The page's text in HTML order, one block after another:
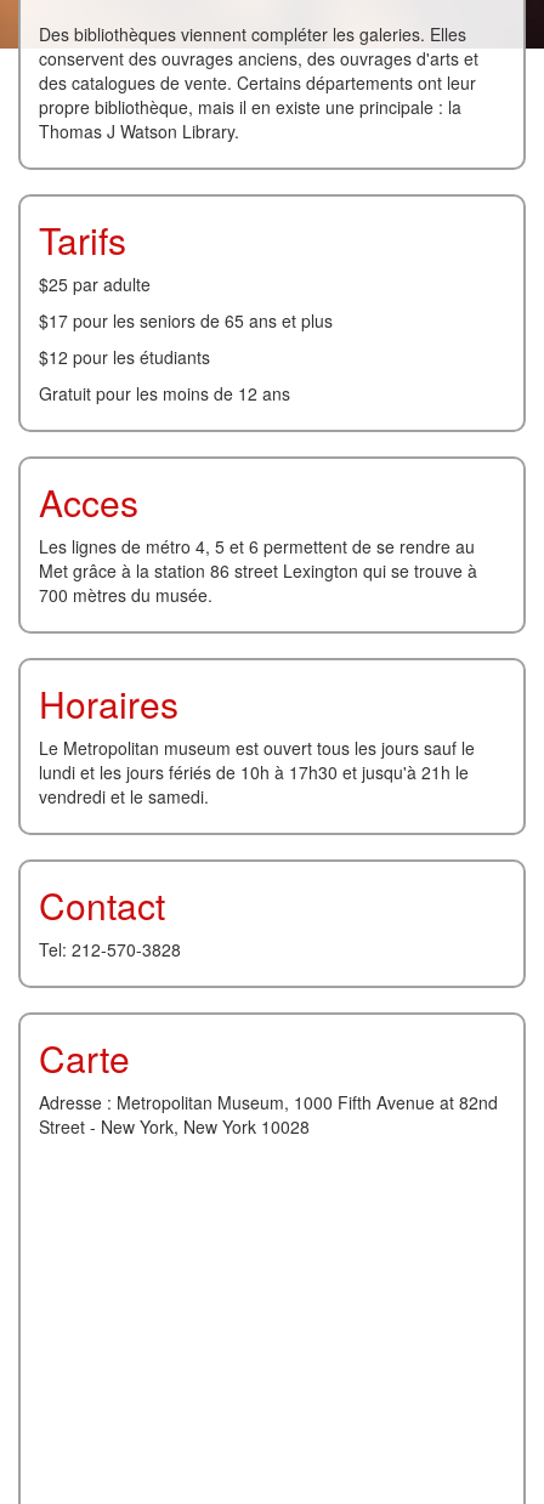
Des bibliothèques viennent compléter les galeries. Elles
conservent des ouvrages anciens, des ouvrages d'arts et
des catalogues de vente. Certains départements ont leur
propre bibliothèque, mais il en existe une principale : la
Thomas J Watson Library.
Tarifs
$25 par adulte
$17 pour les seniors de 65 ans et plus
$12 pour les étudiants
Gratuit pour les moins de 12 ans
Acces
Les lignes de métro 4, 5 et 6 permettent de se rendre au
Met grâce à la station 86 street Lexington qui se trouve à
700 mètres du musée.
Horaires
Le Metropolitan museum est ouvert tous les jours sauf le
lundi et les jours fériés de 10h à 17h30 et jusqu'à 21h le
vendredi et le samedi.
Contact
Tel: 212-570-3828
Carte
Adresse : Metropolitan Museum, 1000 Fifth Avenue at 82nd
Street - New York, New York 10028